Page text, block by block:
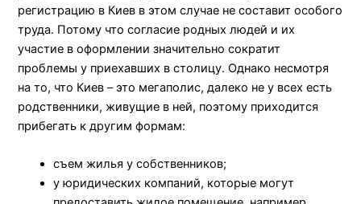
регистрацию в Киев в этом случае не составит особого
труда. Потому что согласие родных людей и их
участие в оформлении значительно сократит
проблемы у приехавших в столицу. Однако несмотря
на то, что Киев – это мегаполис, далеко не у всех есть
родственники, живущие в ней, поэтому приходится
прибегать к другим формам:
съем жилья у собственников;
у юридических компаний, которые могут